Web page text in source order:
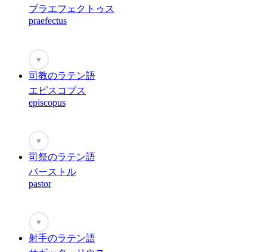
プラエフェクトゥス
praefectus
♥
司教のラテン語
エピスコプス
episcopus
♥
司祭のラテン語
パーストル
pastor
♥
射手のラテン語